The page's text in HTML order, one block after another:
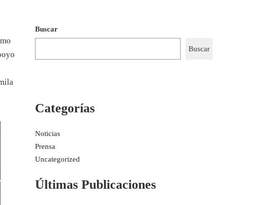
Buscar
Buscar
Categorías
Noticias
Prensa
Uncategorized
Últimas Publicaciones